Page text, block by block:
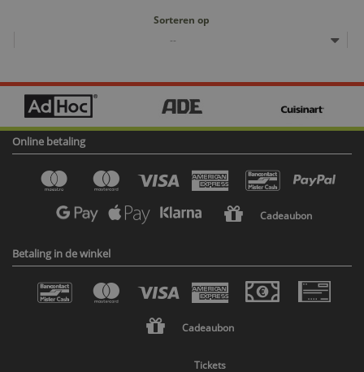
Sorteren op
--
Online betaling
Cadeaubon
Betaling in de winkel
Cadeaubon
Tickets